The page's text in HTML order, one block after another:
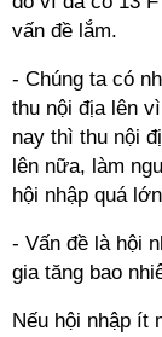
vấn đề lắm.
- Chúng ta có
thu nội địa lên
nay thì thu nội
lên nữa, làm
hội nhập quá
- Vấn đề là hội
gia tăng bao
Nếu hội nhập ít